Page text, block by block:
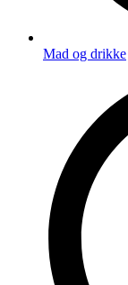
Mad og drikke